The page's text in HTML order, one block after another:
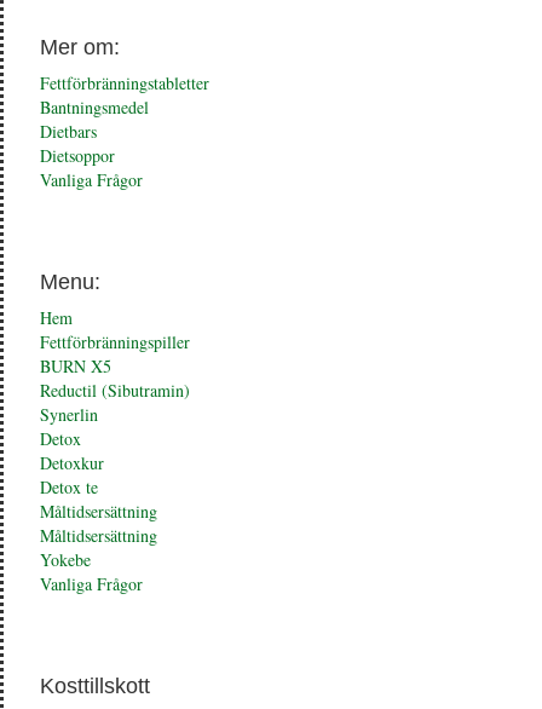
Mer om:
Fettförbränningstabletter
Bantningsmedel
Dietbars
Dietsoppor
Vanliga Frågor
Menu:
Hem
Fettförbränningspiller
BURN X5
Reductil (Sibutramin)
Synerlin
Detox
Detoxkur
Detox te
Måltidsersättning
Måltidsersättning
Yokebe
Vanliga Frågor
Kosttillskott